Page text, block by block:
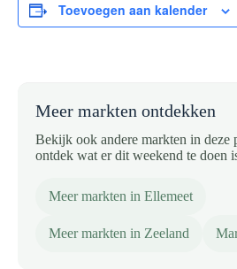
Toevoegen aan kalender
Meer markten ontdekken
Bekijk ook andere markten in deze
ontdek wat er dit weekend te doen
Meer markten in Ellemeet
Meer markten in Zeeland